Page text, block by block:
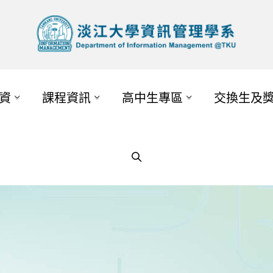
課程資訊 高中生專區 交換生及